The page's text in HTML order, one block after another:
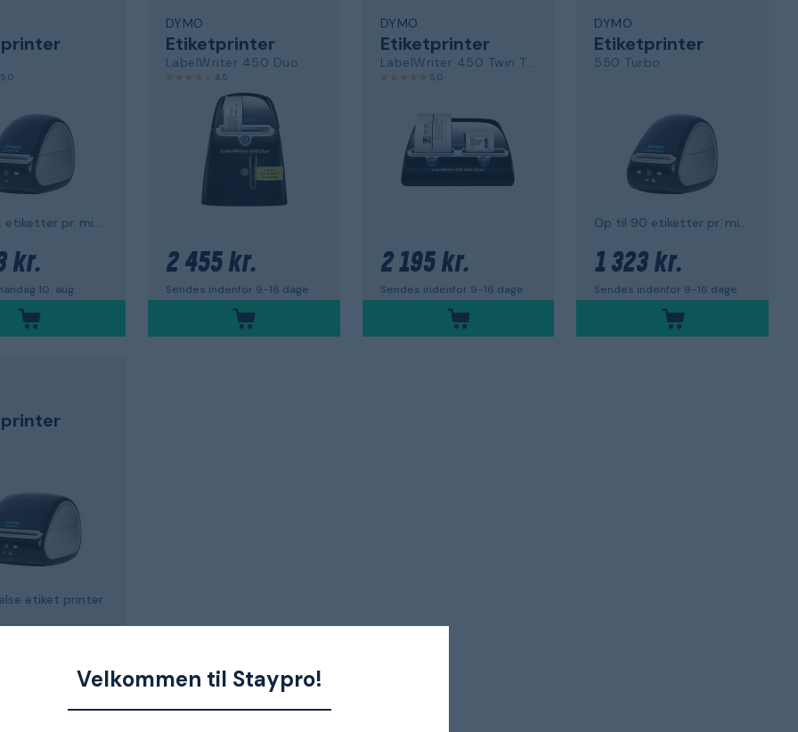
Velkommen til Staypro!
5,0
op til 62 etiketter pr. minut
kr.
10. aug.
DYMO
Etiketprinter
LabelWriter 450 Duo
4,5
2 455 kr.
Sendes indenfor 9-16 dage
DYMO
Etiketprinter
LabelWriter 450 Twin Turbo
5,0
2 195 kr.
Sendes indenfor 9-16 dage
DYMO
Etiketprinter
550 Turbo
Op til 90 etiketter pr. minut
1 323 kr.
Sendes indenfor 9-16 dage
etiket printer